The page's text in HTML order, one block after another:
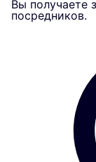
Вы получаете
посредников.